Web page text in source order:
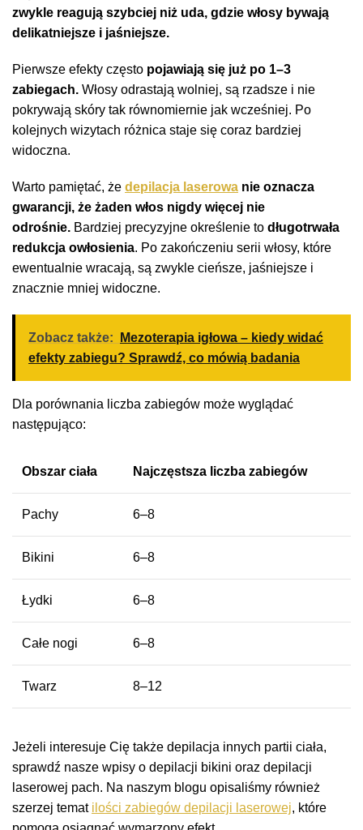
zwykle reagują szybciej niż uda, gdzie włosy bywają
delikatniejsze i jaśniejsze.
Pierwsze efekty często pojawiają się już po 1–3
zabiegach. Włosy odrastają wolniej, są rzadsze i nie
pokrywają skóry tak równomiernie jak wcześniej. Po
kolejnych wizytach różnica staje się coraz bardziej
widoczna.
Warto pamiętać, że depilacja laserowa nie oznacza
gwarancji, że żaden włos nigdy więcej nie
odrośnie. Bardziej precyzyjne określenie to długotrwała
redukcja owłosienia. Po zakończeniu serii włosy, które
ewentualnie wracają, są zwykle cieńsze, jaśniejsze i
znacznie mniej widoczne.
Zobacz także:
Mezoterapia igłowa – kiedy widać
efekty zabiegu? Sprawdź, co mówią badania
Dla porównania liczba zabiegów może wyglądać
następująco:
Obszar ciała Najczęstsza liczba zabiegów
Pachy 6–8
Bikini 6–8
Łydki 6–8
Całe nogi 6–8
Twarz 8–12
Jeżeli interesuje Cię także depilacja innych partii ciała,
sprawdź nasze wpisy o depilacji bikini oraz depilacji
laserowej pach. Na naszym blogu opisaliśmy również
szerzej temat ilości zabiegów depilacji laserowej, które